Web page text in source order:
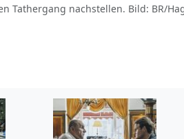
Tathergang nachstellen. Bild: BR/